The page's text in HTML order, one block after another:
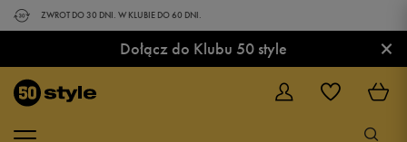
ZWROT DO 30 DNI. W KLUBIE DO 60 DNI.
Dołącz do Klubu 50 style ×